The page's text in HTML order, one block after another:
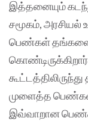
இத்தனையும்
சமூகம், அரசியல்
பெண்கள் தங்களை
முளைத்த
இவ்வாறான